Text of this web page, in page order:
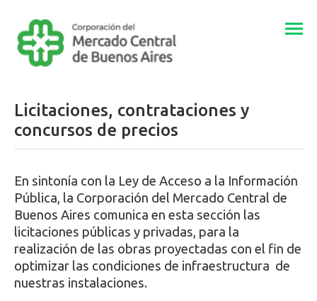
Licitaciones, contrataciones y
concursos de precios
En sintonía con la Ley de Acceso a la Información
Pública, la Corporación del Mercado Central de
Buenos Aires comunica en esta sección las
licitaciones públicas y privadas, para la
realización de las obras proyectadas con el fin de
optimizar las condiciones de infraestructura de
nuestras instalaciones.